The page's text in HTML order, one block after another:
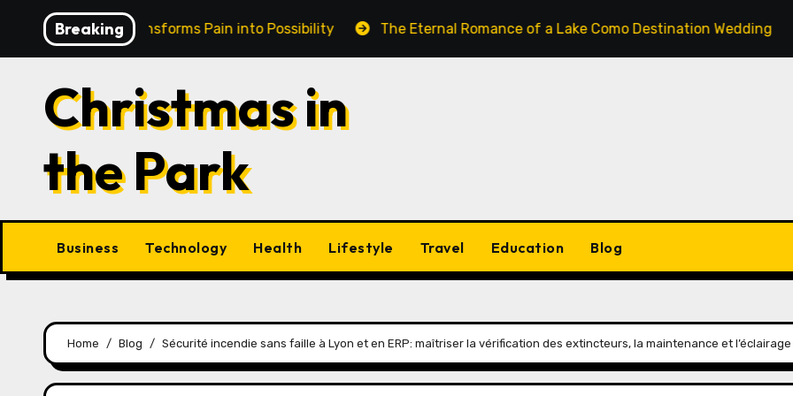
content
Breaking
Cairns Transforms Pain into Possibility The Eternal Romance of a Lake Como Destination Wedding: Where
Christmas in
the Park
Business Technology Health Lifestyle Travel Education Blog
Home Blog Sécurité incendie sans faille à Lyon et en ERP: maîtriser la vérification des extincteurs, la maintenance et